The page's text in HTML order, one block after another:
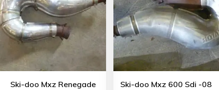
Ski-doo Mxz Renegade
Ski-doo Mxz 600 Sdi -08